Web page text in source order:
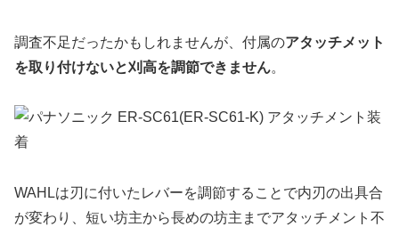
調査不足だったかもしれませんが、付属のアタッチメット
を取り付けないと刈高を調節できません。
WAHLは刃に付いたレバーを調節することで内刃の出具合
が変わり、短い坊主から長めの坊主までアタッチメント不